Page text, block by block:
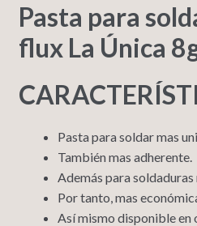
Pasta para
flux La Única
Pasta para soldar mas
También mas adherente.
Además para
Por tanto, mas
Así mismo disponible en